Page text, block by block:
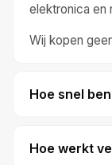
elektronica en
Wij kopen
Hoe snel
Hoe werkt